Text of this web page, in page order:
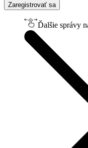
Zaregistrovať sa
Ďalšie správy